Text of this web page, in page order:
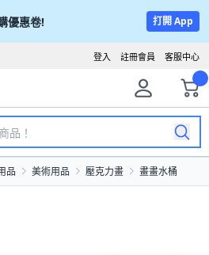
優惠卷! 打開 App
客服中心
註冊會員
登入
品 美術用品 壓克力畫 畫畫水桶